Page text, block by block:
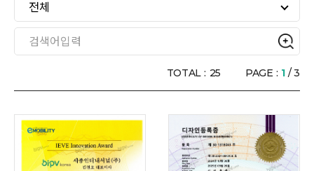
오시는길
전체
TOTAL : 25 PAGE : 1 / 3